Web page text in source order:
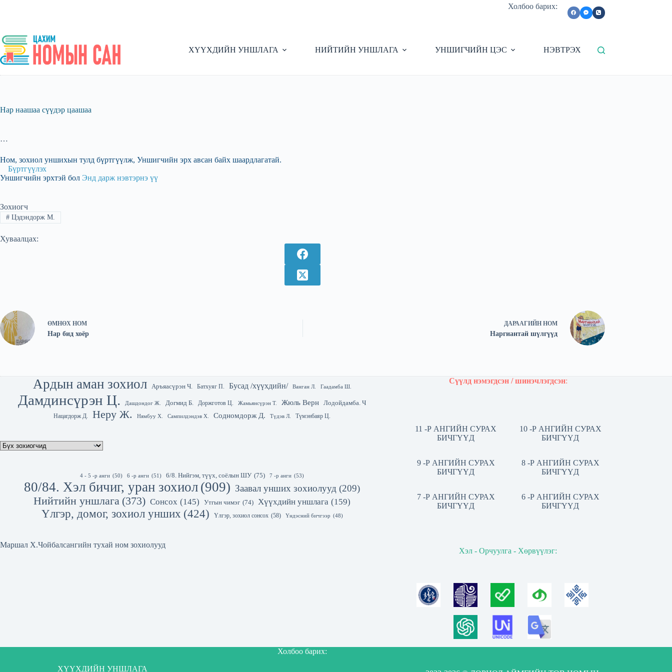
Холбоо барих:
ХҮҮХДИЙН УНШЛАГА НИЙТИЙН УНШЛАГА УНШИГЧИЙН ЦЭС НЭВТРЭХ
Нар наашаа сүүдэр цаашаа
…
Ном, зохиол уншихын тулд бүртгүүлж, Уншигчийн эрх авсан байх шаардлагатай.
Бүртгүүлэх
Уншигчийн эрхтэй бол Энд дарж нэвтэрнэ үү
Зохиогч
#Цэдэндорж М.
Хуваалцах:
ӨМНӨХ НОМ
Нар бид хоёр
ДАРААГИЙН НОМ
Наргиантай шүлгүүд
Ардын аман зохиол Аръяасүрэн Ч. Батхуяг П. Бусад /хүүхдийн/ Ванган Л. Гаадамба Ш.
Дамдинсүрэн Ц. Дашдондог Ж. Догмид Б. Доржготов Ц. Жамьянсүрэн Т. Жюль Верн Лодойдамба. Ч
Нацагдорж Д. Неру Ж. Нямбуу Х. Сампилдэндэв Х. Содномдорж Д. Түдэв Л. Түмэнбаяр Ц.
4 - 5 -р анги (50) 6 -р анги (51) 6/8. Нийгэм, түүх, соёлын ШУ (75) 7 -р анги (53)
80/84. Хэл бичиг, уран зохиол (909) Заавал унших зохиолууд (209)
Нийтийн уншлага (373) Сонсох (145) Утгын чимэг (74) Хүүхдийн уншлага (159)
Үлгэр, домог, зохиол унших (424) Үлгэр, зохиол сонсох (58) Үндэсний бичгээр (48)
Маршал Х.Чойбалсангийн тухай ном зохиолууд
Сүүлд нэмэгдсэн / шинэчлэгдсэн:
11 -Р АНГИЙН СУРАХ
БИЧГҮҮД
10 -Р АНГИЙН СУРАХ
БИЧГҮҮД
9 -Р АНГИЙН СУРАХ
БИЧГҮҮД
8 -Р АНГИЙН СУРАХ
БИЧГҮҮД
7 -Р АНГИЙН СУРАХ
БИЧГҮҮД
6 -Р АНГИЙН СУРАХ
БИЧГҮҮД
Хэл - Орчуулга - Хөрвүүлэг:
ХҮҮХДИЙН УНШЛАГА
Холбоо барих: